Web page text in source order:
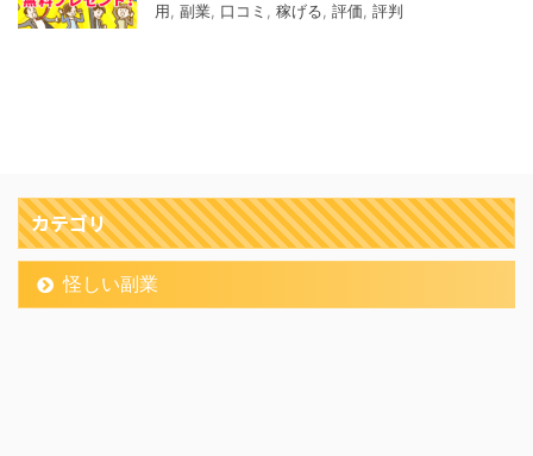
用 副業 口コミ 稼げる 評価 評判
カテゴリ
怪しい副業